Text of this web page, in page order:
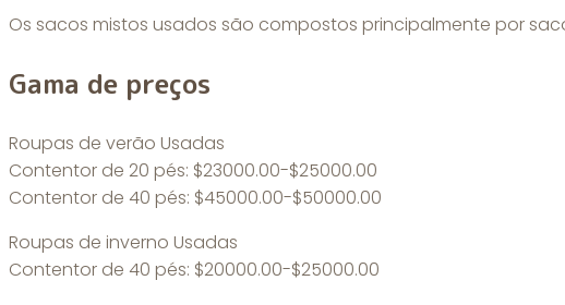
Os sacos mistos usados são compostos principalmente por
Gama de preços
Roupas de verão Usadas
Contentor de 20 pés: $23000.00-$25000.00
Contentor de 40 pés: $45000.00-$50000.00
Roupas de inverno Usadas
Contentor de 40 pés: $20000.00-$25000.00